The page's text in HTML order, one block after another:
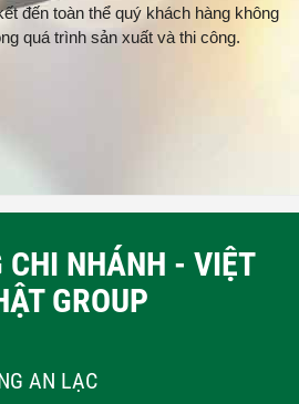
đến toàn thể quý khách hàng không
quá trình sản xuất và thi công.
CHI NHÁNH - VIỆT
GROUP
AN LẠC